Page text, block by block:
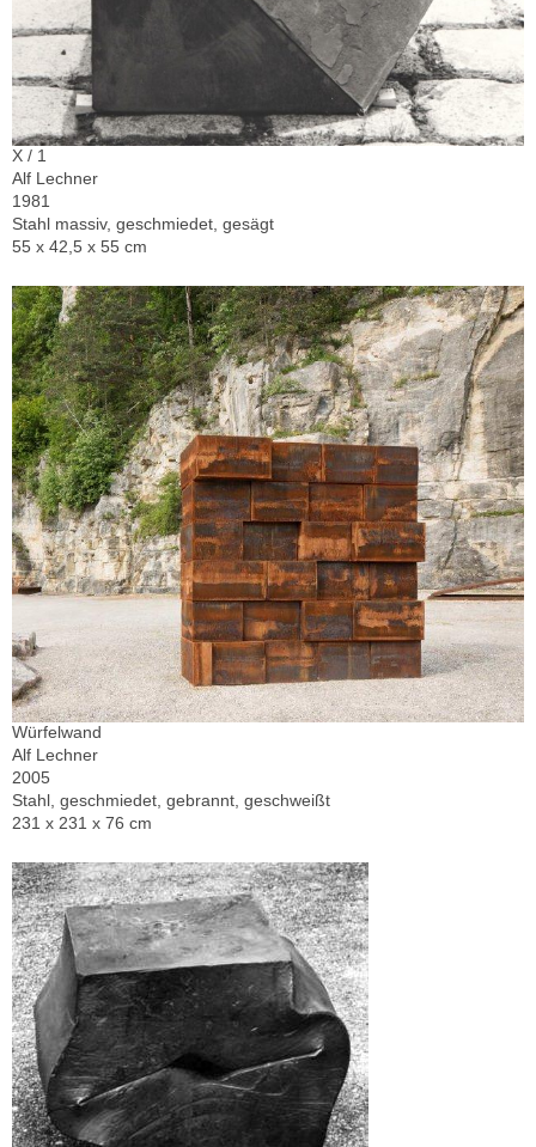
X / 1
Alf Lechner
1981
Stahl massiv, geschmiedet, gesägt
55 x 42,5 x 55 cm
Würfelwand
Alf Lechner
2005
Stahl, geschmiedet, gebrannt, geschweißt
231 x 231 x 76 cm